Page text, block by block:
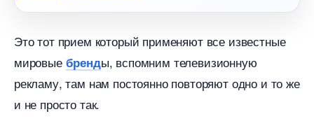
Это тот прием который применяют все известные
мировые ренды, вспомним телевизионную
рекламу, там нам постоянно повторяют одно и то же
и не просто так.